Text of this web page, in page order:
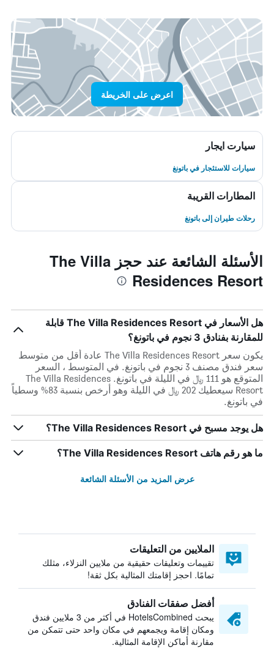
اعرض على الخريطة
سيارت ايجار
سيارات للاستئجار في باتونغ
المطارات القريبة
رحلات طيران إلى باتونغ
الأسئلة الشائعة عند حجز The Villa
Residences Resort
هل الأسعار في The Villa Residences Resort قابلة
للمقارنة بفنادق 3 نجوم في باتونغ؟
يكون سعر The Villa Residences Resort عادة أقل من متوسط ​​
سعر فندق مصنف 3 نجوم في باتونغ. في المتوسط ، السعر
المتوقع هو 111 ﷼ في الليلة في باتونغ. The Villa Residences
Resort سيعطيك 202 ﷼ في الليلة وهو أرخص بنسبة 83% وسطياً
في باتونغ.
هل يوجد مسبح في The Villa Residences Resort؟
ما هو رقم هاتف The Villa Residences Resort؟
عرض المزيد من الأسئلة الشائعة
الملايين من التعليقات
تقييمات وتعليقات حقيقية من ملايين النزلاء، مثلك
تمامًا. احجز إقامتك المثالية بكل ثقة!
أفضل صفقات الفنادق
يبحث HotelsCombined في أكثر من 3 ملايين فندق
ومكان إقامة ويجمعهم في مكان واحد حتى تتمكن من
مقارنة أماكن الإقامة المثالية.